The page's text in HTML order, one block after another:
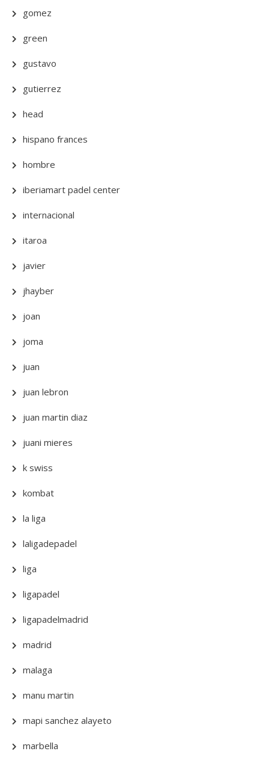
gomez
green
gustavo
gutierrez
head
hispano frances
hombre
iberiamart padel center
internacional
itaroa
javier
jhayber
joan
joma
juan
juan lebron
juan martin diaz
juani mieres
k swiss
kombat
la liga
laligadepadel
liga
ligapadel
ligapadelmadrid
madrid
malaga
manu martin
mapi sanchez alayeto
marbella